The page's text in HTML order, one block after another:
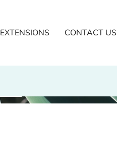
EXTENSIONS CONTACT US